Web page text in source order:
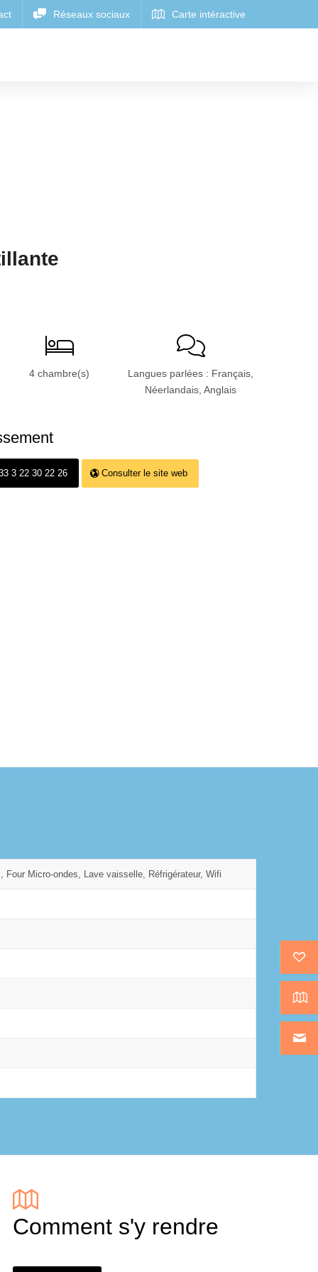
4 chambre(s)
Langues parlées : Français,
Néerlandais, Anglais
3 22 30 22 26 Consulter le site web
Four Micro-ondes, Lave vaisselle, Réfrigérateur, Wifi
Comment s'y rendre